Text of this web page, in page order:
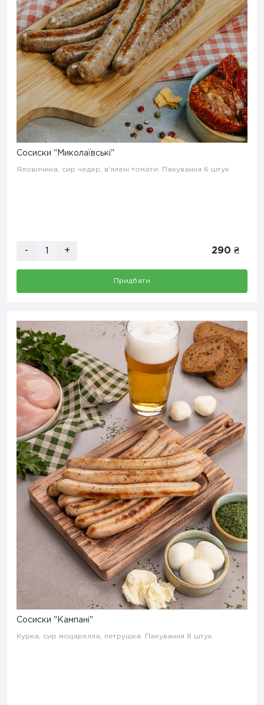
Сосиски "Миколаївські"
Яловичина, сир чедер, в'ялені томати. Пакування 6 штук
- + 290 ₴
Придбати
Сосиски "Кампані"
Курка, сир моцарелла, петрушка. Пакування 8 штук